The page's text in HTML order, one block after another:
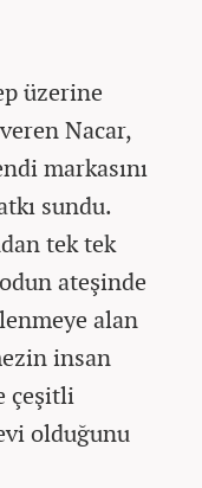
üzerine
Nacar,
markasını
sundu.
tek tek
ateşinde
alan
insan
çeşitli
olduğunu